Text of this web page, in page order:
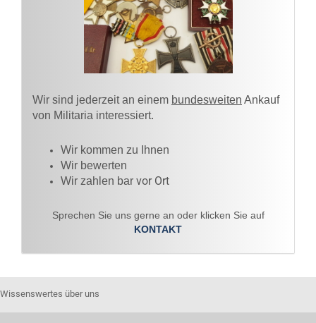
Wir sind jederzeit an einem bundesweiten Ankauf
von Militaria interessiert.
Wir kommen zu Ihnen​
Wir bewerten
Wir zahlen bar vor Ort
Sprechen Sie uns gerne an oder klicken Sie auf
KONTAKT
Wissenswertes über uns